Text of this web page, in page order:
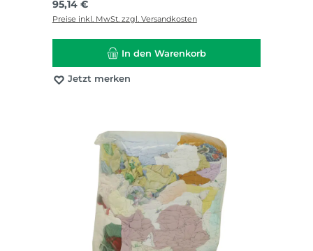
Regulärer Preis:
95,14 €
Preise inkl. MwSt. zzgl. Versandkosten
In den Warenkorb
Jetzt merken